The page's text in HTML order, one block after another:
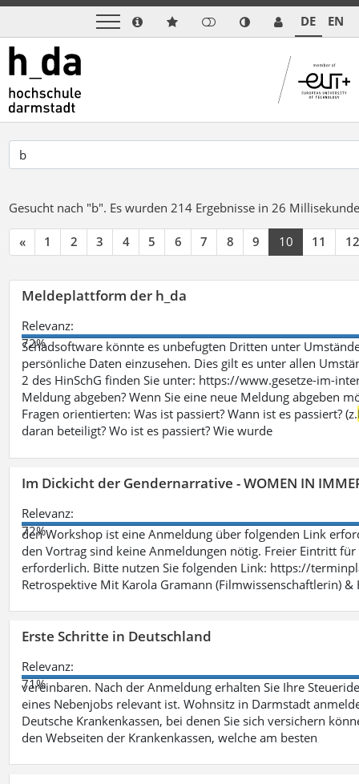
DE EN
Gesucht nach "b". Es wurden 214 Ergebnisse in 26
« 1 2 3 4 5 6 7 8 9 10 11 12
Meldeplattform der h_da
Relevanz:
72%
Schadsoftware könnte es unbefugten Dritten unter
persönliche Daten einzusehen. Dies gilt es unter allen
2 des HinSchG finden Sie unter: https://www.gesetze-im-
Meldung abgeben? Wenn Sie eine neue Meldung abgeben
Fragen orientierten: Was ist passiert? Wann ist es passiert? (z.
daran beteiligt? Wo ist es passiert? Wie wurde
Im Dickicht der Gendernarrative - WOMEN IN
Relevanz:
72%
den Workshop ist eine Anmeldung über folgenden Link
den Vortrag sind keine Anmeldungen nötig. Freier Eintritt
erforderlich. Bitte nutzen Sie folgenden Link: https://
Retrospektive Mit Karola Gramann (Filmwissenschaftlerin) &
Erste Schritte in Deutschland
Relevanz:
71%
vereinbaren. Nach der Anmeldung erhalten Sie Ihre
eines Nebenjobs relevant ist. Wohnsitz in Darmstadt
Deutsche Krankenkassen, bei denen Sie sich versichern
den Webseiten der Krankenkassen, welche am besten